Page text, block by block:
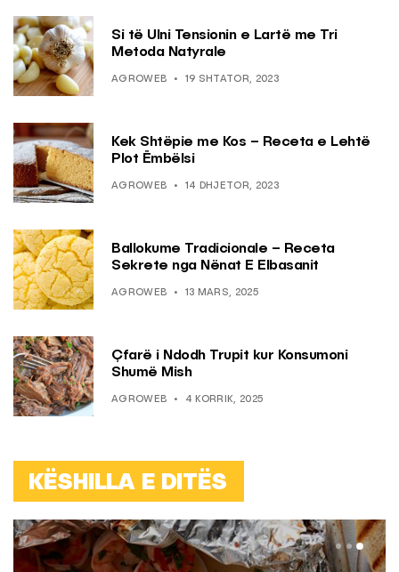
Si të Ulni Tensionin e Lartë me Tri
Metoda Natyrale
AGROWEB 19 SHTATOR, 2023
Kek Shtëpie me Kos – Receta e Lehtë
Plot Ëmbëlsi
AGROWEB 14 DHJETOR, 2023
Ballokume Tradicionale – Receta
Sekrete nga Nënat E Elbasanit
AGROWEB 13 MARS, 2025
Çfarë i Ndodh Trupit kur Konsumoni
Shumë Mish
AGROWEB 4 KORRIK, 2025
KËSHILLA E DITËS